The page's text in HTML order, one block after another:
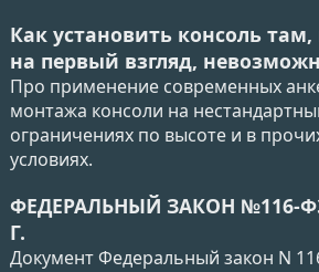
Как установить консоль там,
на первый взгляд,
Про применение современных
монтажа консоли на
ограничениях по высоте и в
условиях.
ФЕДЕРАЛЬНЫЙ ЗАКОН №116-
Г.
Документ Федеральный закон N